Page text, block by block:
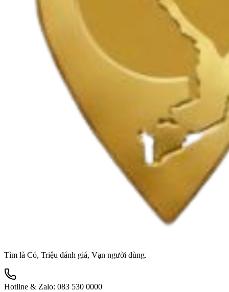
Tìm là Có, Triệu đánh giá, Vạn người dùng.
Hotline & Zalo: 083 530 0000